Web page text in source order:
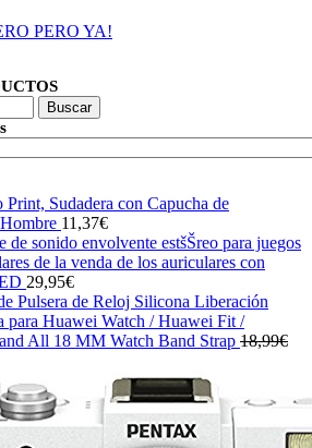
PERO YA!
Buscar
Sudadera con Capucha de
11,37€
de sonido envolvente estšŠreo para juegos
de la venda de los auriculares con
29,95€
Pulsera de Reloj Silicona Liberación
para Huawei Watch / Huawei Fit /
All 18 MM Watch Band Strap 18,99€